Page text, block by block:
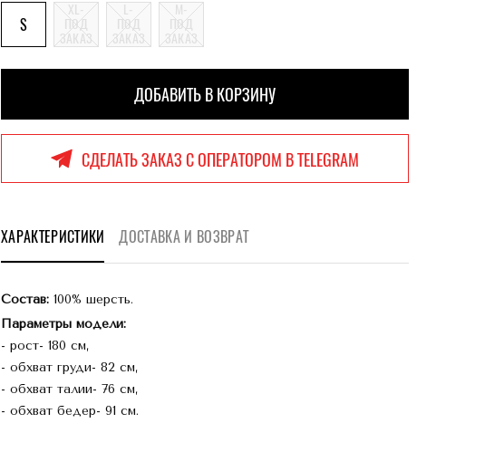
S
XL-
ПОД
ЗАКАЗ
L-
ПОД
ЗАКАЗ
M-
ПОД
ЗАКАЗ
ДОБАВИТЬ В КОРЗИНУ
СДЕЛАТЬ ЗАКАЗ С ОПЕРАТОРОМ В TELEGRAM
ХАРАКТЕРИСТИКИ ДОСТАВКА И ВОЗВРАТ
Состав: 100% шерсть.
Параметры модели:
- рост- 180 см,
- обхват груди- 82 см,
- обхват талии- 76 см,
- обхват бедер- 91 см.